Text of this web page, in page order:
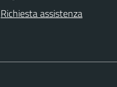
Richiesta assistenza